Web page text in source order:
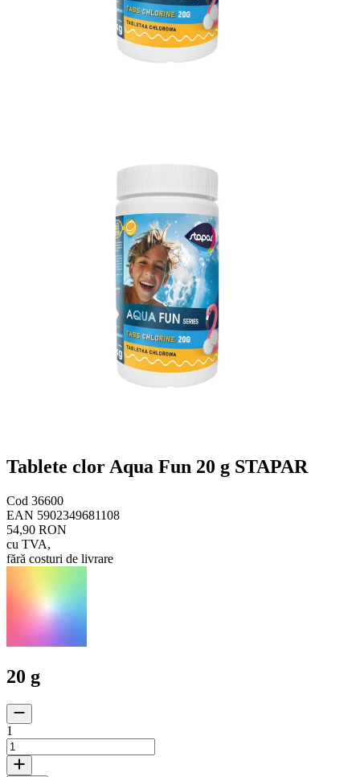
Tablete clor Aqua Fun 20 g STAPAR
Cod 36600
EAN 5902349681108
54,90 RON
cu TVA,
fără costuri de livrare
20 g
1